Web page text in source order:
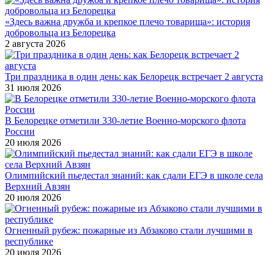
«Здесь важна дружба и крепкое плечо товарища»: история
добровольца из Белорецка
2 августа 2026
Три праздника в один день: как Белорецк встречает 2 августа
31 июля 2026
В Белорецке отметили 330-летие Военно-морского флота
России
20 июля 2026
Олимпийский пьедестал знаний: как сдали ЕГЭ в школе села
Верхний Авзян
20 июля 2026
Огненный рубеж: пожарные из Абзаково стали лучшими в
республике
20 июля 2026